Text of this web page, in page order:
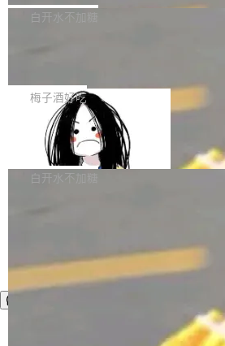
获配9...
题，该问题可能导致在旧版 Linux 内核...
P）！这一里程碑不仅标志着 Fluss 迈入
长期停止内容更新，未能实现其作为“AI版
提交的编辑请求也长期处于待处理状态。
pedia 于去年底上线，定位为由人工智能
容的百科平台，被马斯克视为传统众包百
维基百科的替代方案。Lawfare 调查发现
热门页面还是低关注度页面，均未出现近
白开水不加糖
是这样的：配 MessageSource 的 Bean
声明 LocaleResolver、注册
erceptor…五六步之后才能看到第一行翻
本。 Solon 换了个方式。整个 i18n 模块
梅子酒好吃
Apache Doris 4.1 全面增强 Iceberg：
支持 UPDATE、MERGE INTO 与
erg V3
Apache Doris 4.1 要补齐的，正是缺失
半。在已有查询能力的基础上，Doris 进
常维护操作，并完整支持 Iceberg V3 格式
白开水不加糖